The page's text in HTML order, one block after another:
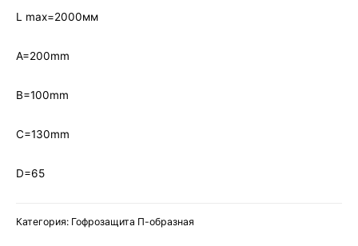
L max=2000мм
А=200mm
B=100mm
С=130mm
D=65
Категория: Гофрозащита П-образная